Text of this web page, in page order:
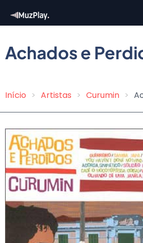
para
conteúdo
principal
Achados e
Trilha
navegação
Início Artistas Curumin